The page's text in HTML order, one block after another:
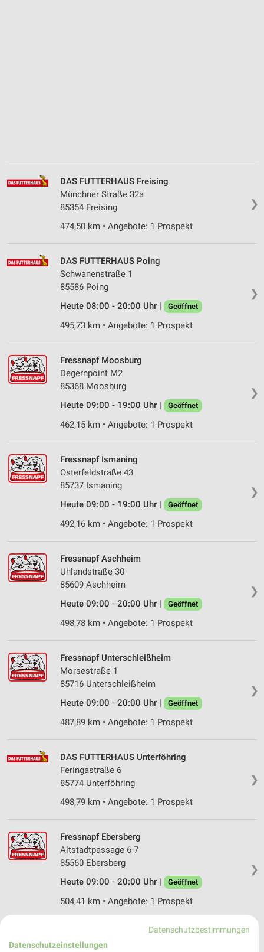
❯
DAS FUTTERHAUS Freising
Münchner Straße 32a
85354 Freising
474,50 km • Angebote: 1 Prospekt
❯
DAS FUTTERHAUS Poing
Schwanenstraße 1
85586 Poing
Heute 08:00 - 20:00 Uhr |
Geöffnet
495,73 km • Angebote: 1 Prospekt
❯
Fressnapf Moosburg
Degernpoint M2
85368 Moosburg
Heute 09:00 - 19:00 Uhr |
Geöffnet
462,15 km • Angebote: 1 Prospekt
❯
Fressnapf Ismaning
Osterfeldstraße 43
85737 Ismaning
Heute 09:00 - 19:00 Uhr |
Geöffnet
492,16 km • Angebote: 1 Prospekt
❯
Fressnapf Aschheim
Uhlandstraße 30
85609 Aschheim
Heute 09:00 - 20:00 Uhr |
Geöffnet
498,78 km • Angebote: 1 Prospekt
❯
Fressnapf Unterschleißheim
Morsestraße 1
85716 Unterschleißheim
Heute 09:00 - 20:00 Uhr |
Geöffnet
487,89 km • Angebote: 1 Prospekt
❯
DAS FUTTERHAUS Unterföhring
Feringastraße 6
85774 Unterföhring
498,79 km • Angebote: 1 Prospekt
❯
Fressnapf Ebersberg
Altstadtpassage 6-7
85560 Ebersberg
Heute 09:00 - 20:00 Uhr |
Geöffnet
504,41 km • Angebote: 1 Prospekt
Lotte Branz Straße 14
Datenschutzbestimmungen
Datenschutzeinstellungen